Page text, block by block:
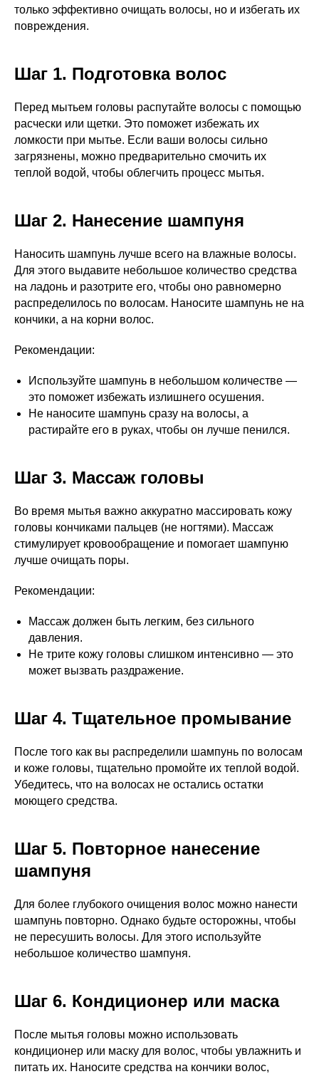
только эффективно очищать волосы, но и избегать их
повреждения.
Шаг 1. Подготовка волос
Перед мытьем головы распутайте волосы с помощью
расчески или щетки. Это поможет избежать их
ломкости при мытье. Если ваши волосы сильно
загрязнены, можно предварительно смочить их
теплой водой, чтобы облегчить процесс мытья.
Шаг 2. Нанесение шампуня
Наносить шампунь лучше всего на влажные волосы.
Для этого выдавите небольшое количество средства
на ладонь и разотрите его, чтобы оно равномерно
распределилось по волосам. Наносите шампунь не на
кончики, а на корни волос.
Рекомендации:
Используйте шампунь в небольшом количестве —
это поможет избежать излишнего осушения.
Не наносите шампунь сразу на волосы, а
растирайте его в руках, чтобы он лучше пенился.
Шаг 3. Массаж головы
Во время мытья важно аккуратно массировать кожу
головы кончиками пальцев (не ногтями). Массаж
стимулирует кровообращение и помогает шампуню
лучше очищать поры.
Рекомендации:
Массаж должен быть легким, без сильного
давления.
Не трите кожу головы слишком интенсивно — это
может вызвать раздражение.
Шаг 4. Тщательное промывание
После того как вы распределили шампунь по волосам
и коже головы, тщательно промойте их теплой водой.
Убедитесь, что на волосах не остались остатки
моющего средства.
Шаг 5. Повторное нанесение
шампуня
Для более глубокого очищения волос можно нанести
шампунь повторно. Однако будьте осторожны, чтобы
не пересушить волосы. Для этого используйте
небольшое количество шампуня.
Шаг 6. Кондиционер или маска
После мытья головы можно использовать
кондиционер или маску для волос, чтобы увлажнить и
питать их. Наносите средства на кончики волос,